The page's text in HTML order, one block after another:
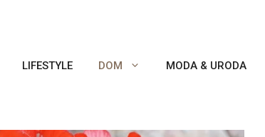
LIFESTYLE DOM MODA & URODA